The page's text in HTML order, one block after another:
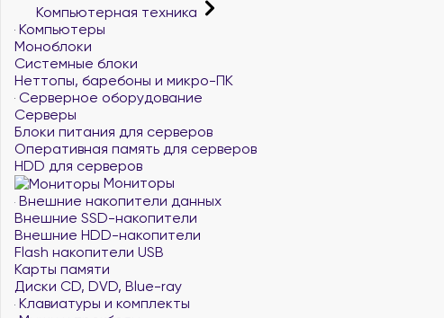
Компьютерная техника
Компьютеры
Моноблоки
Системные блоки
Неттопы, баребоны и микро-ПК
Серверное оборудование
Серверы
Блоки питания для серверов
Оперативная память для серверов
HDD для серверов
Мониторы
Внешние накопители данных
Внешние SSD-накопители
Внешние HDD-накопители
Flash накопители USB
Карты памяти
Диски CD, DVD, Blue-ray
Клавиатуры и комплекты